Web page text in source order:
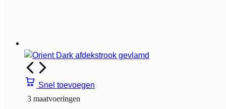
Snel toevoegen
3 maatvoeringen